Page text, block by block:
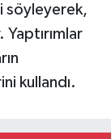
söyleyerek,
kullandı.